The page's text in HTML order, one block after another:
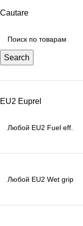
Cautare
Search
EU2 Euprel